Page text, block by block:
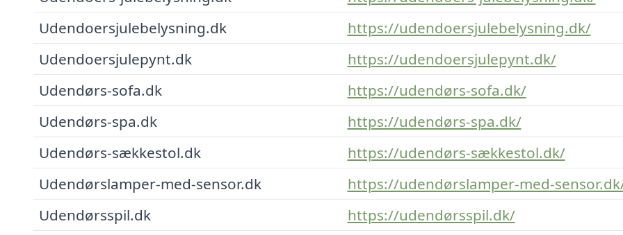
Udendoersjulebelysning.dk
https://udendoersjulebelysning.dk/
Udendoersjulepynt.dk
https://udendoersjulepynt.dk/
Udendørs-sofa.dk
https://udendørs-sofa.dk/
Udendørs-spa.dk
https://udendørs-spa.dk/
Udendørs-sækkestol.dk
https://udendørs-sækkestol.dk/
Udendørslamper-med-sensor.dk
https://udendørslamper-med-
Udendørsspil.dk
https://udendørsspil.dk/